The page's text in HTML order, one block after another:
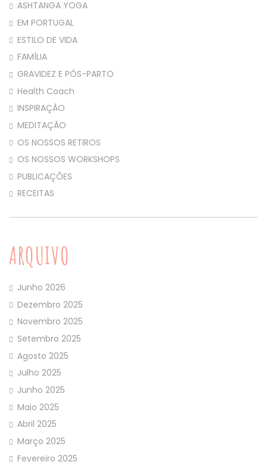
ASHTANGA YOGA
EM PORTUGAL
ESTILO DE VIDA
FAMÍLIA
GRAVIDEZ E PÓS-PARTO
Health Coach
INSPIRAÇÃO
MEDITAÇÃO
OS NOSSOS RETIROS
OS NOSSOS WORKSHOPS
PUBLICAÇÕES
RECEITAS
ARQUIVO
Junho 2026
Dezembro 2025
Novembro 2025
Setembro 2025
Agosto 2025
Julho 2025
Junho 2025
Maio 2025
Abril 2025
Março 2025
Fevereiro 2025